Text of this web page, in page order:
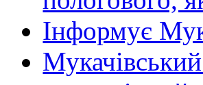
Інформує